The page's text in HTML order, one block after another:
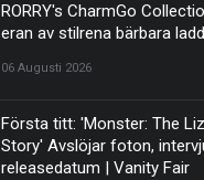
RORRY's CharmGo
eran av stilrena bärbara
06 Augusti 2026
Första titt: 'Monster: The
Story' Avslöjar foton,
releasedatum | Vanity Fair